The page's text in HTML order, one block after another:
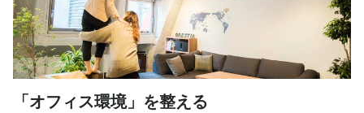
「オフィス環境」を整える